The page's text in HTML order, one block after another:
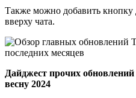
Также можно добавить кнопку
вверху чата.
Дайджест прочих
весну 2024